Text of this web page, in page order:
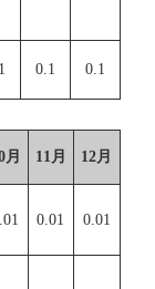
0.1 0.1
月 11月 12月
0.01
0.01